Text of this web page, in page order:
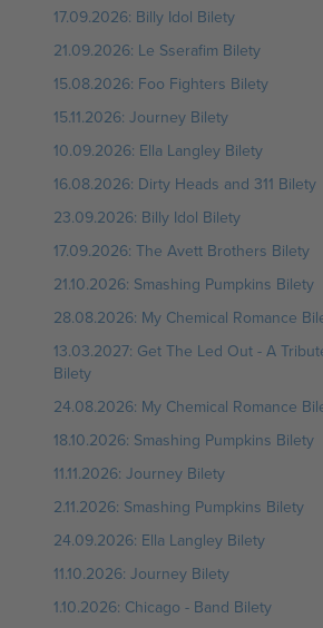
17.09.2026: Billy Idol Bilety
21.09.2026: Le Sserafim Bilety
15.08.2026: Foo Fighters Bilety
15.11.2026: Journey Bilety
10.09.2026: Ella Langley Bilety
16.08.2026: Dirty Heads and 311 Bilety
23.09.2026: Billy Idol Bilety
17.09.2026: The Avett Brothers Bilety
21.10.2026: Smashing Pumpkins Bilety
28.08.2026: My Chemical Romance
13.03.2027: Get The Led Out - A
Bilety
24.08.2026: My Chemical Romance
18.10.2026: Smashing Pumpkins Bilety
11.11.2026: Journey Bilety
2.11.2026: Smashing Pumpkins Bilety
24.09.2026: Ella Langley Bilety
11.10.2026: Journey Bilety
1.10.2026: Chicago - Band Bilety